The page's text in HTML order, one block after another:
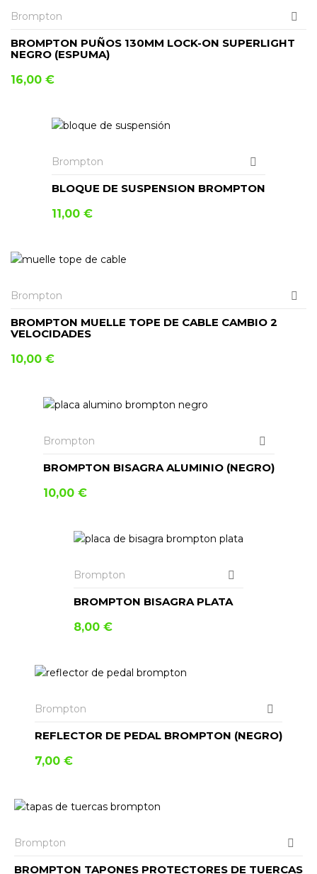
Brompton
BROMPTON PUÑOS 130MM LOCK-ON SUPERLIGHT
NEGRO (ESPUMA)
16,00 €
Brompton
BLOQUE DE SUSPENSION BROMPTON
11,00 €
Brompton
BROMPTON MUELLE TOPE DE CABLE CAMBIO 2
VELOCIDADES
10,00 €
Brompton
BROMPTON BISAGRA ALUMINIO (NEGRO)
10,00 €
Brompton
BROMPTON BISAGRA PLATA
8,00 €
Brompton
REFLECTOR DE PEDAL BROMPTON (NEGRO)
7,00 €
Brompton
BROMPTON TAPONES PROTECTORES DE TUERCAS